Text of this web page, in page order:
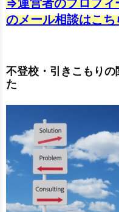
のメール相談はこち
不登校・引きこもり
た